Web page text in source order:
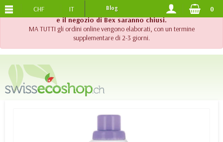
!! Importante !! Fino al 20 agosto 2026, l'assistenza telefonica
e il negozio di Bex saranno chiusi.
MA TUTTI gli ordini online vengono elaborati, con un termine
supplementare di 2-3 giorni.
SPEDIZIONE GRATUITADA 120.-
CHF IT Blog 0